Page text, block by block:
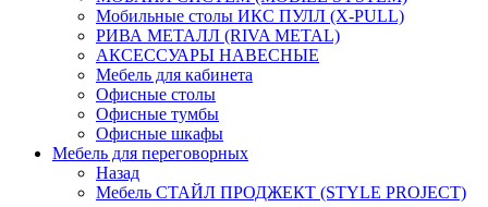
Мобильные столы ИКС ПУЛЛ (X-PULL)
РИВА МЕТАЛЛ (RIVA METAL)
АКСЕССУАРЫ НАВЕСНЫЕ
Мебель для кабинета
Офисные столы
Офисные тумбы
Офисные шкафы
Мебель для переговорных
Назад
Мебель СТАЙЛ ПРОДЖЕКТ (STYLE PROJECT)